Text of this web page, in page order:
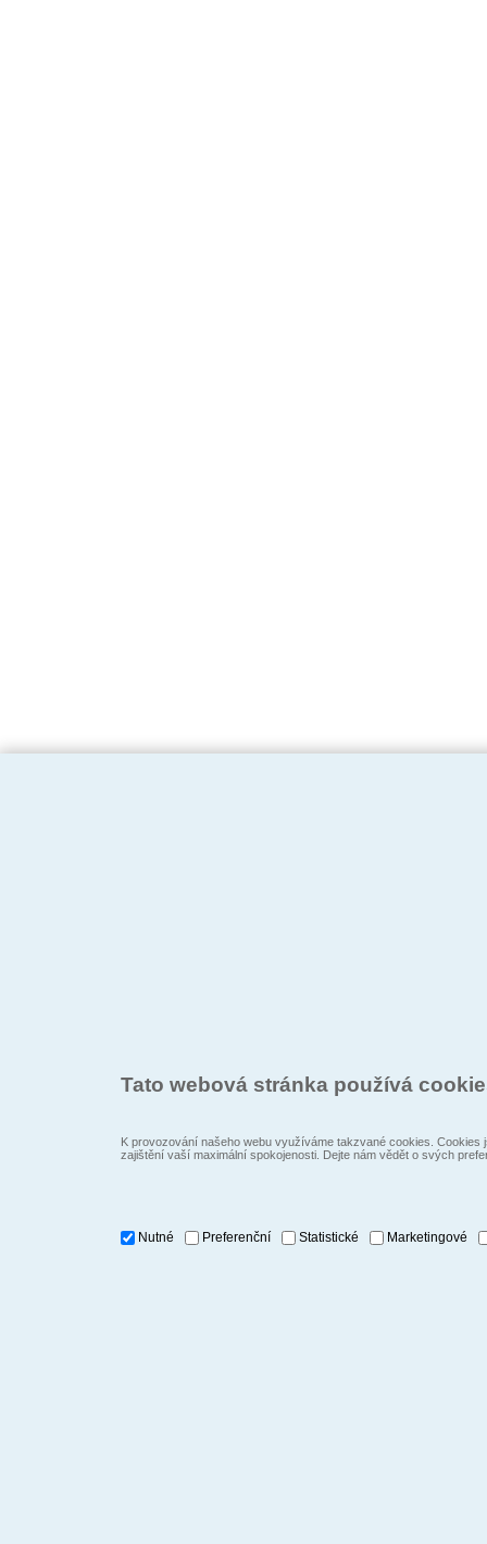
Tato webová stránka používá
K provozování našeho webu využíváme takzvané cookies.
zajištění vaší maximální spokojenosti. Dejte nám vědět o svých
Nutné Preferenční Statistické Marketingové